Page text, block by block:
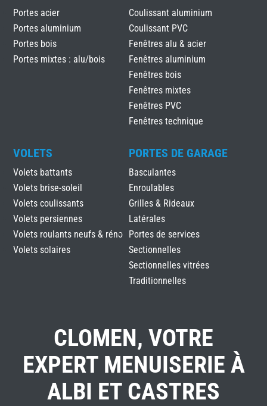
Portes acier
Portes aluminium
Portes bois
Portes mixtes : alu/bois
Coulissant aluminium
Coulissant PVC
Fenêtres alu & acier
Fenêtres aluminium
Fenêtres bois
Fenêtres mixtes
Fenêtres PVC
Fenêtres technique
VOLETS
Volets battants
Volets brise-soleil
Volets coulissants
Volets persiennes
Volets roulants neufs & réno
Volets solaires
PORTES DE GARAGE
Basculantes
Enroulables
Grilles & Rideaux
Latérales
Portes de services
Sectionnelles
Sectionnelles vitrées
Traditionnelles
CLOMEN, VOTRE
EXPERT MENUISERIE À
ALBI ET CASTRES